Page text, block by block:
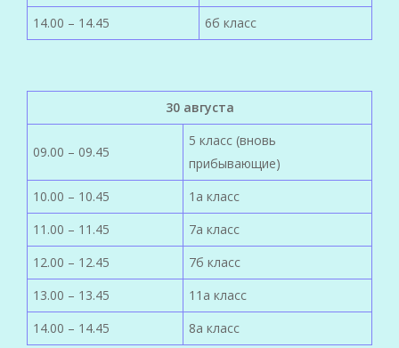
14.00 – 14.45
6б класс
30 августа
09.00 – 09.45
5 класс (вновь
прибывающие)
10.00 – 10.45
1а класс
11.00 – 11.45
7а класс
12.00 – 12.45
7б класс
13.00 – 13.45
11а класс
14.00 – 14.45
8а класс